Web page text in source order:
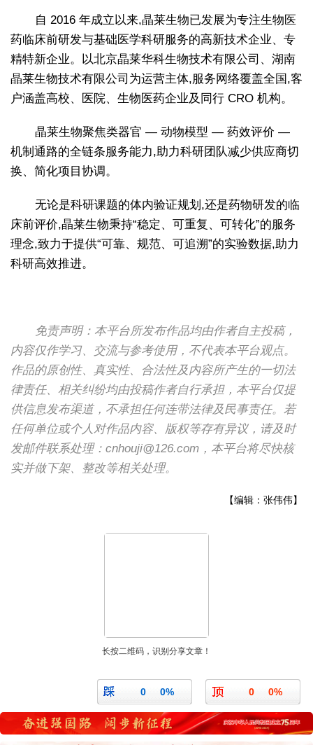
自 2016 年成立以来,晶莱生物已发展为专注生物医
药临床前研发与基础医学科研服务的高新技术企业、专
精特新企业。以北京晶莱华科生物技术有限公司、湖南
晶莱生物技术有限公司为运营主体,服务网络覆盖全国,客
户涵盖高校、医院、生物医药企业及同行 CRO 机构。
晶莱生物聚焦类器官 — 动物模型 — 药效评价 —
机制通路的全链条服务能力,助力科研团队减少供应商切
换、简化项目协调。
无论是科研课题的体内验证规划,还是药物研发的临
床前评价,晶莱生物秉持“稳定、可重复、可转化”的服务
理念,致力于提供“可靠、规范、可追溯”的实验数据,助力
科研高效推进。
免责声明：本平台所发布作品均由作者自主投稿，
内容仅作学习、交流与参考使用，不代表本平台观点。
作品的原创性、真实性、合法性及内容所产生的一切法
律责任、相关纠纷均由投稿作者自行承担，本平台仅提
供信息发布渠道，不承担任何连带法律及民事责任。若
任何单位或个人对作品内容、版权等存有异议，请及时
发邮件联系处理：cnhouji@126.com，本平台将尽快核
实并做下架、整改等相关处理。
【编辑：张伟伟】
长按二维码，识别分享文章！
0 0%
0 0%